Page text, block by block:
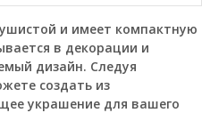
и имеет компактную
в декорации и
дизайн. Следуя
создать из
украшение для вашего